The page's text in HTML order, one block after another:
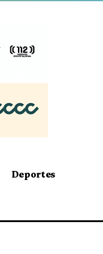
Deportes